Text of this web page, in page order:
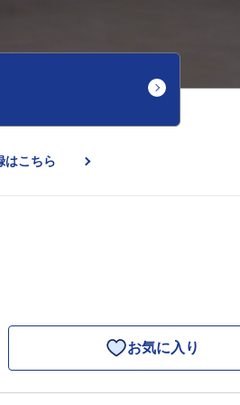
はこちら
お気に入り